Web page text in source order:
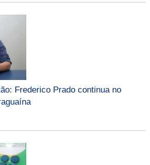
Frederico Prado continua no